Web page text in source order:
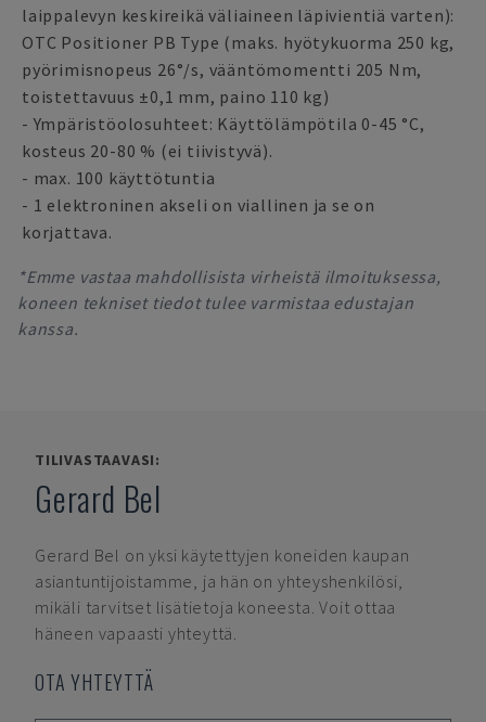
laippalevyn keskireikä väliaineen läpivientiä varten):
OTC Positioner PB Type (maks. hyötykuorma 250 kg,
pyörimisnopeus 26°/s, vääntömomentti 205 Nm,
toistettavuus ±0,1 mm, paino 110 kg)
- Ympäristöolosuhteet: Käyttölämpötila 0-45 °C,
kosteus 20-80 % (ei tiivistyvä).
- max. 100 käyttötuntia
- 1 elektroninen akseli on viallinen ja se on
korjattava.
*Emme vastaa mahdollisista virheistä ilmoituksessa,
koneen tekniset tiedot tulee varmistaa edustajan
kanssa.
TILIVASTAAVASI:
Gerard Bel
Gerard Bel on yksi käytettyjen koneiden kaupan
asiantuntijoistamme, ja hän on yhteyshenkilösi,
mikäli tarvitset lisätietoja koneesta. Voit ottaa
häneen vapaasti yhteyttä.
OTA YHTEYTTÄ